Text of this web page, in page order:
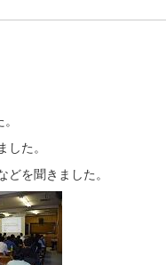
た。
を聞きました。